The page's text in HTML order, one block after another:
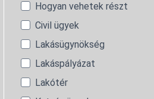
Hogyan vehetek részt
Civil ügyek
Lakásügynökség
Lakáspályázat
Lakótér